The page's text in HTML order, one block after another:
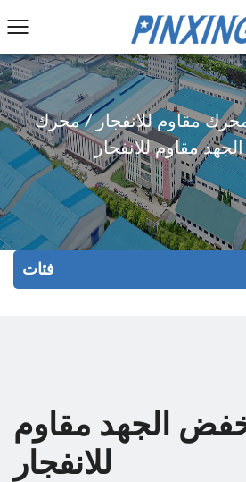
مقاوم للانفجار/محرك
مقاوم للانفجار
فئات
الجهد مقاوم
للانفجار